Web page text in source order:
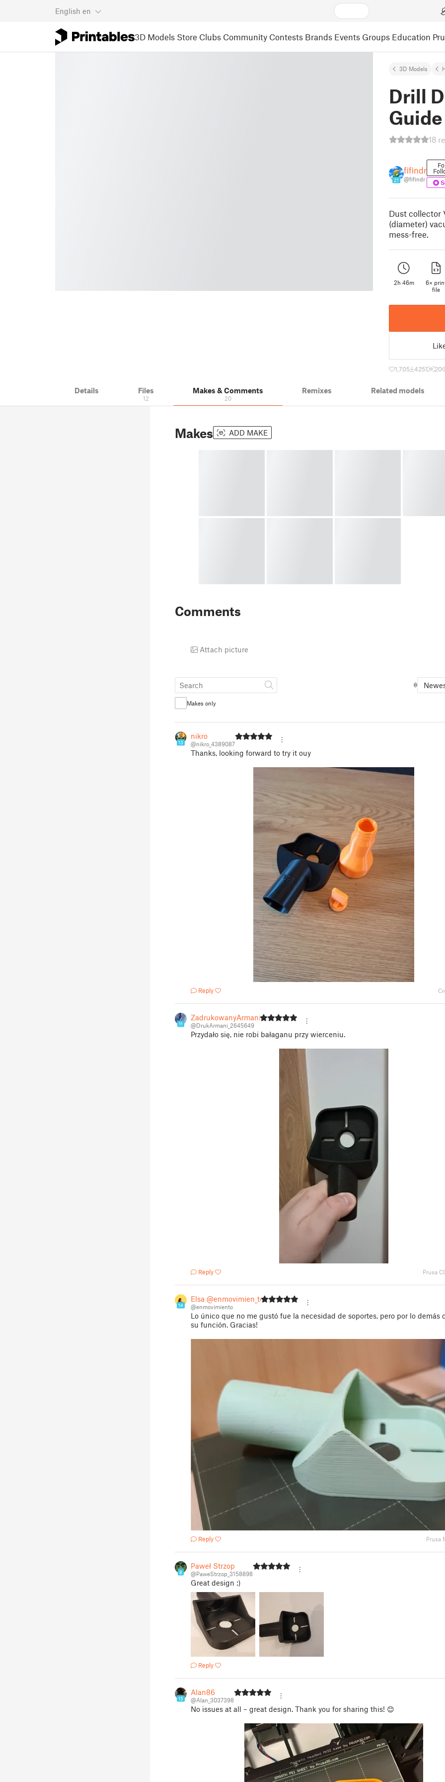
English en
3D Models Store Clubs Community Contests Brands Events Groups Education
3D Models
Drill
18
21
fifindr
@fifindr
Dust
(diameter)
mess-free.
2h 46m
6×
file
1,705 4251 20
Details Files
12
Makes & Comments
20
Remixes Related models
Makes ADD MAKE
Comments
Attach picture
Makes only
13
nikro
@nikro_4389087
Thanks, looking forward to try it ouy
Reply
11
ZadrukowanyArmanii
@DrukArmani_2645649
Przydało się, nie robi bałaganu przy wierceniu.
Reply Prusa
14
Elsa @enmovimien_to
@enmovimiento
Lo único que no me gustó fue la necesidad de soportes, pero por lo demás
su función. Gracias!
Reply Prusa
8
Paweł Strzop
@PaweStrzop_3158898
Great design :)
Reply
15
Alan86
@Alan_3037398
No issues at all – great design. Thank you for sharing this! 😊